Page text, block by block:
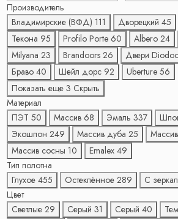
Производитель
Владимирские (ВФД) 111 Дворецкий 45
Текона 95 Profilo Porte 60 Albero 24
Milyana 23 Brandoors 26 Двери
Браво 40 Шейл дорс 92 Uberture 56
Показать еще 3 Скрыть
Материал
ПЭТ 50 Массив 68 Эмаль 337
Экошпон 249 Массив дуба 25
Массив сосны 10 Emalex 49
Тип полотна
Глухое 455 Остеклённое 289 С
Цвет
Светлые 29 Серый 31 Серый 40